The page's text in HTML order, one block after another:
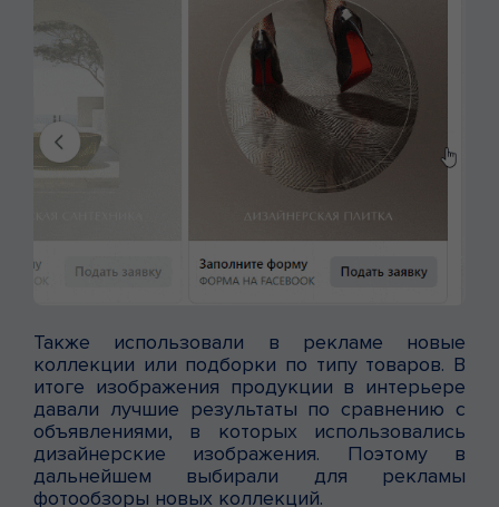
Также использовали в рекламе новые
коллекции или подборки по типу товаров. В
итоге изображения продукции в интерьере
давали лучшие результаты по сравнению с
объявлениями, в которых использовались
дизайнерские изображения. Поэтому в
дальнейшем выбирали для рекламы
фотообзоры новых коллекций.